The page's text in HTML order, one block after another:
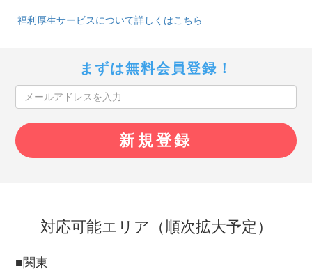
福利厚生サービスについて詳しくはこちら
まずは無料会員登録！
対応可能エリア（順次拡大予定）
■関東